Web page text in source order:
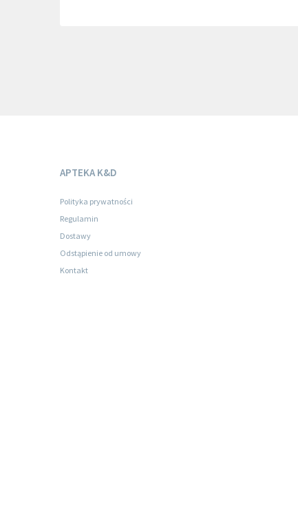
APTEKA K&D
Polityka prywatności
Regulamin
Dostawy
Odstąpienie od umowy
Kontakt